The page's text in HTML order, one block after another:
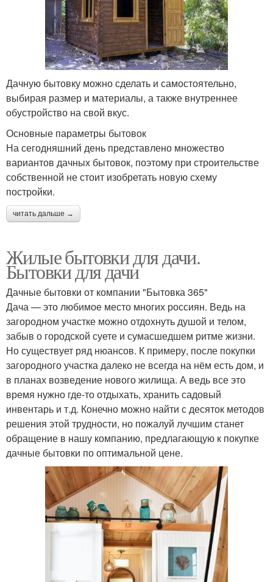
Дачную бытовку можно сделать и самостоятельно,
выбирая размер и материалы, а также внутреннее
обустройство на свой вкус.
Основные параметры бытовок
На сегодняшний день представлено множество
вариантов дачных бытовок, поэтому при строительстве
собственной не стоит изобретать новую схему
постройки.
читать дальше →
Жилые бытовки для дачи.
Бытовки для дачи
Дачные бытовки от компании "Бытовка 365"
Дача — это любимое место многих россиян. Ведь на
загородном участке можно отдохнуть душой и телом,
забыв о городской суете и сумасшедшем ритме жизни.
Но существует ряд нюансов. К примеру, после покупки
загородного участка далеко не всегда на нём есть дом, и
в планах возведение нового жилища. А ведь все это
время нужно где-то отдыхать, хранить садовый
инвентарь и т.д. Конечно можно найти с десяток методов
решения этой трудности, но пожалуй лучшим станет
обращение в нашу компанию, предлагающую к покупке
дачные бытовки по оптимальной цене.